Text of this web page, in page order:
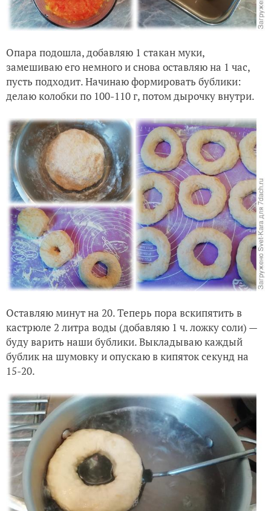
Опара подошла, добавляю 1 стакан муки,
замешиваю его немного и снова оставляю на 1 час,
пусть подходит. Начинаю формировать бублики:
делаю колобки по 100-110 г, потом дырочку внутри.
Оставляю минут на 20. Теперь пора вскипятить в
кастрюле 2 литра воды (добавляю 1 ч. ложку соли) —
буду варить наши бублики. Выкладываю каждый
бублик на шумовку и опускаю в кипяток секунд на
15-20.